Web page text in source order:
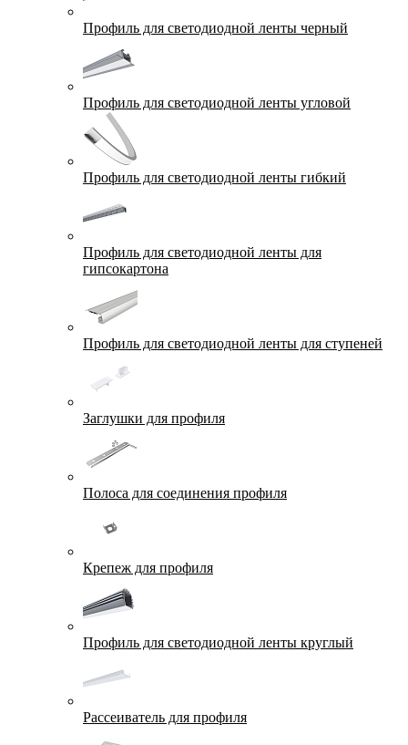
Профиль для светодиодной ленты черный
Профиль для светодиодной ленты угловой
Профиль для светодиодной ленты гибкий
Профиль для светодиодной ленты для
гипсокартона
Профиль для светодиодной ленты для ступеней
Заглушки для профиля
Полоса для соединения профиля
Крепеж для профиля
Профиль для светодиодной ленты круглый
Рассеиватель для профиля